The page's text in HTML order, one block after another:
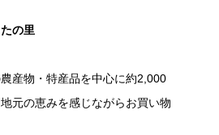
の里
産物・特産品を中心に約2,000
元の恵みを感じながらお買い物